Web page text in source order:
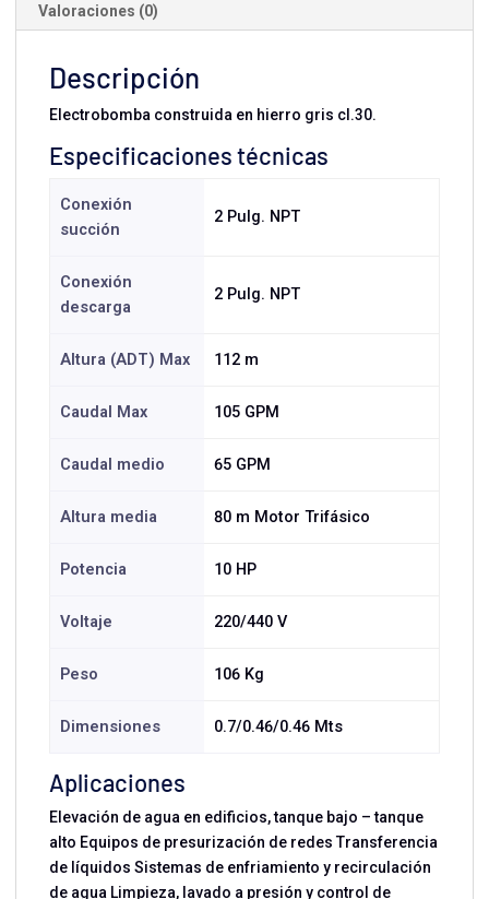
Valoraciones (0)
Descripción
Electrobomba construida en hierro gris cl.30.
Especificaciones técnicas
Conexión
succión
2 Pulg. NPT
Conexión
descarga
2 Pulg. NPT
Altura (ADT) Max 112 m
Caudal Max 105 GPM
Caudal medio 65 GPM
Altura media 80 m Motor Trifásico
Potencia 10 HP
Voltaje 220/440 V
Peso 106 Kg
Dimensiones 0.7/0.46/0.46 Mts
Aplicaciones
Elevación de agua en edificios, tanque bajo – tanque
alto Equipos de presurización de redes Transferencia
de líquidos Sistemas de enfriamiento y recirculación
de agua Limpieza, lavado a presión y control de